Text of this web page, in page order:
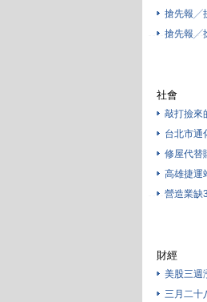
搶先報╱
搶先報╱
社會
敲打撿來
台北市通
修屋代替
高雄捷運
營造業缺
財經
美股三
三月二十